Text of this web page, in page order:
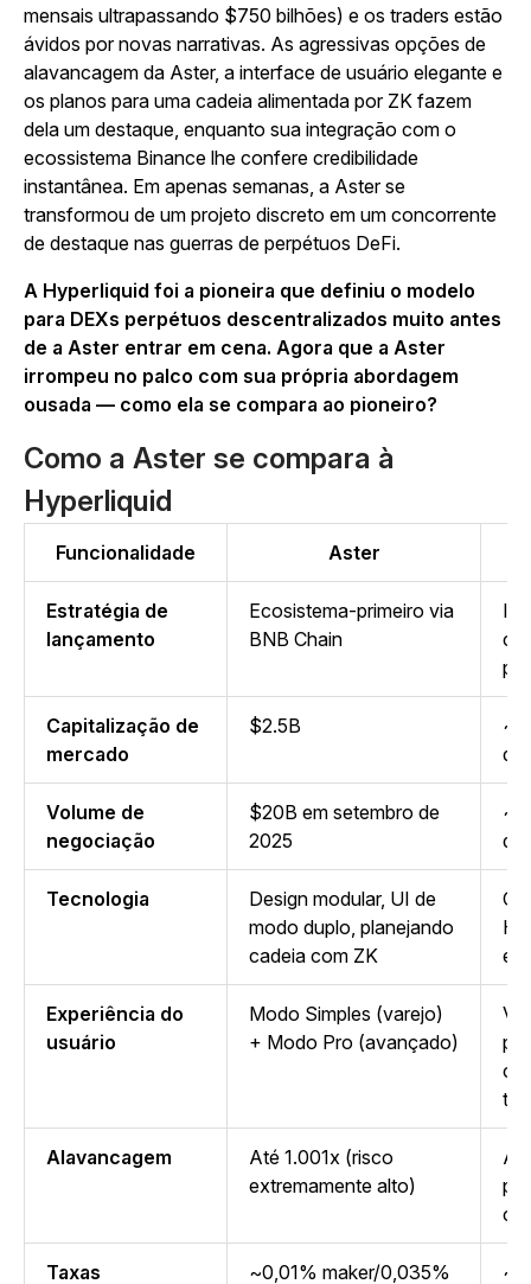
mensais ultrapassando $750 bilhões) e os traders estão
ávidos por novas narrativas. As agressivas opções de
alavancagem da Aster, a interface de usuário elegante e
os planos para uma cadeia alimentada por ZK fazem
dela um destaque, enquanto sua integração com o
ecossistema Binance lhe confere credibilidade
instantânea. Em apenas semanas, a Aster se
transformou de um projeto discreto em um concorrente
de destaque nas guerras de perpétuos DeFi.
A Hyperliquid foi a pioneira que definiu o modelo
para DEXs perpétuos descentralizados muito antes
de a Aster entrar em cena. Agora que a Aster
irrompeu no palco com sua própria abordagem
ousada — como ela se compara ao pioneiro?
Como a Aster se compara à
Hyperliquid
Funcionalidade Aster
Estratégia de
lançamento
Ecosistema-primeiro via
BNB Chain
Capitalização de
mercado
$2.5B
de
Volume de
negociação
$20B em setembro de
2025
de
Tecnologia
Design modular, UI de
modo duplo, planejando
cadeia com ZK
Experiência do
usuário
Modo Simples (varejo)
+ Modo Pro (avançado)
Alavancagem
Até 1.001x (risco
extremamente alto)
Taxas ~0,01% maker/0,035%